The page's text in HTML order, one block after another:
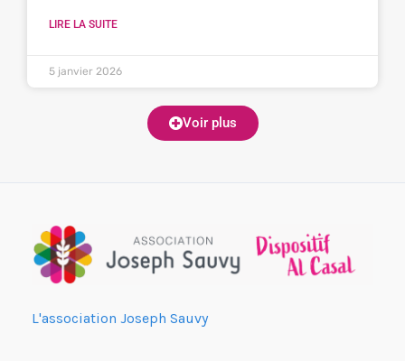
LIRE LA SUITE
5 janvier 2026
Voir plus
L'association Joseph Sauvy